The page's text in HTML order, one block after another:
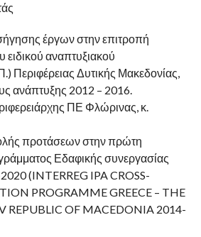
έργων στην επιτροπή
αναπτυξιακού
Περιφέρειας Δυτικής Μακεδονίας,
ανάπτυξης 2012 – 2016.
ΠΕ Φλώρινας, κ.
προτάσεων στην πρώτη
Εδαφικής συνεργασίας
(INTERREG IPA CROSS-
PROGRAMME GREECE – THE
REPUBLIC OF MACEDONIA 2014-